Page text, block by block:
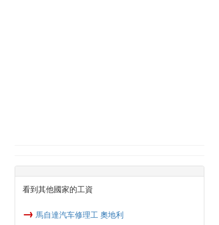
看到其他國家的工資
→ 馬自達汽车修理工 奧地利